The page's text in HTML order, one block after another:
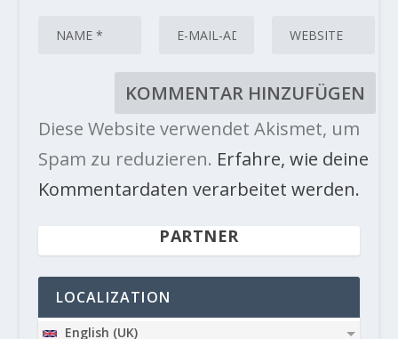
Diese Website verwendet Akismet, um
Spam zu reduzieren. Erfahre, wie deine
Kommentardaten verarbeitet werden.
PARTNER
LOCALIZATION
English (UK)